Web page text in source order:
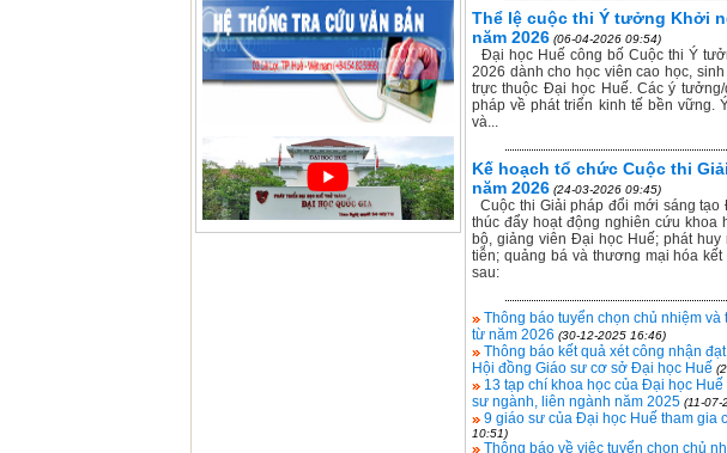
Thể lệ cuộc thi Ý tưởng Khởi
năm 2026 (06-04-2026 09:54)
Đại học Huế công bố Cuộc thi Ý
2026 dành cho học viên cao học,
trực thuộc Đại học Huế. Các ý
pháp về phát triển kinh tế bền vững.
và...
Kế hoạch tổ chức Cuộc thi
năm 2026 (24-03-2026 09:45)
Cuộc thi Giải pháp đổi mới sáng
thúc đẩy hoạt động nghiên cứu khoa
bộ, giảng viên Đại học Huế; phát
tiễn; quảng bá và thương mại hóa
sau:
Thông báo tuyển chọn chủ nhiệm
từ năm 2026 (30-12-2025 16:46)
Thông báo kết quả xét công nhận
Hội đồng Giáo sư cơ sở Đại học Huế
13 tạp chí khoa học của Đại học
sư ngành, liên ngành năm 2025 (11-07-
9 giáo sư của Đại học Huế tham gia
10:51)
Thông báo về việc tuyển chọn chủ